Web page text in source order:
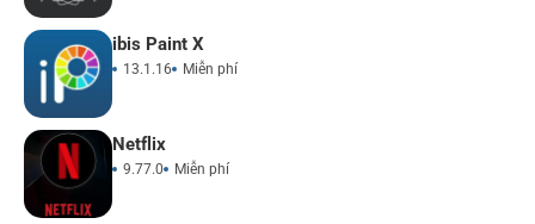
ibis Paint X
13.1.16 Miễn phí
Netflix
9.77.0 Miễn phí